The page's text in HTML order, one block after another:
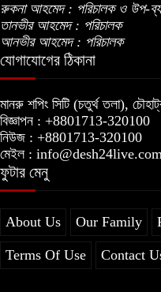
রুকনা আহমেদ : পরিচালক ও উপ-
তানভীর আহমেদ : পরিচালক
আনভীর আহমেদ : পরিচালক
যোগাযোগের ঠিকানা
মানরু শপিং সিটি (চতুর্থ তলা),
বিজ্ঞাপন : +8801713-320100
নিউজ : +8801713-320100
মেইল :
ফুটার মেনু
About Us Our Family
Terms Of Use Contact